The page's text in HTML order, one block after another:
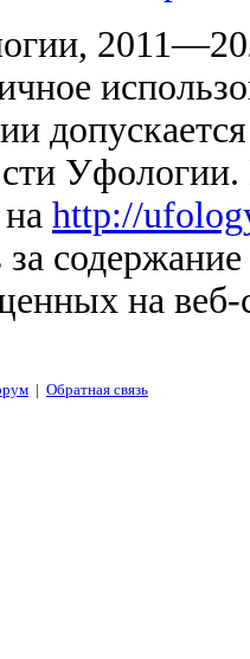
http://
за
на
| Обратная связь